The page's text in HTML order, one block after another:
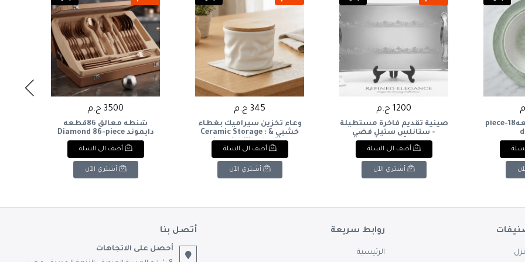
طقم عشاء 18قطعه18-piece
1200 ج.م
صينية تقديم فاخرة مستطيلة
- ستانلس ستيل فضي
بسطح مرآة ونقوش دانتيل
ليزر.Luxury Rectangular
Serving Tray - Silver
Stainless Steel Mirror Finish
with Laser Lace Pattern.
أضف الى السلة
أشتري الآن
345 ج.م
وعاء تخزين سيراميك بغطاء
خشبي & : Ceramic Storage
Jar with Wooden Lid
أضف الى السلة
أشتري الآن
3500 ج.م
شنطه معالق 86قطعه
دايموند Diamond 86-piece
cutlery set
أضف الى السلة
أشتري الآن
روابط سريعة
الرئيسية
أتصل بنا
أحصل على الاتجاهات